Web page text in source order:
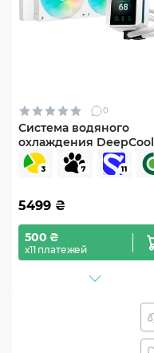
0
Система водяного
охлаждения DeepCool
Mystique 240 ARGB
White (R-LX240-
5499 ₴
500 ₴
х11 платежей